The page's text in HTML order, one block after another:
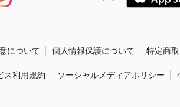
について 個人情報保護について 特定商
ス利用規約 ソーシャルメディアポリシー